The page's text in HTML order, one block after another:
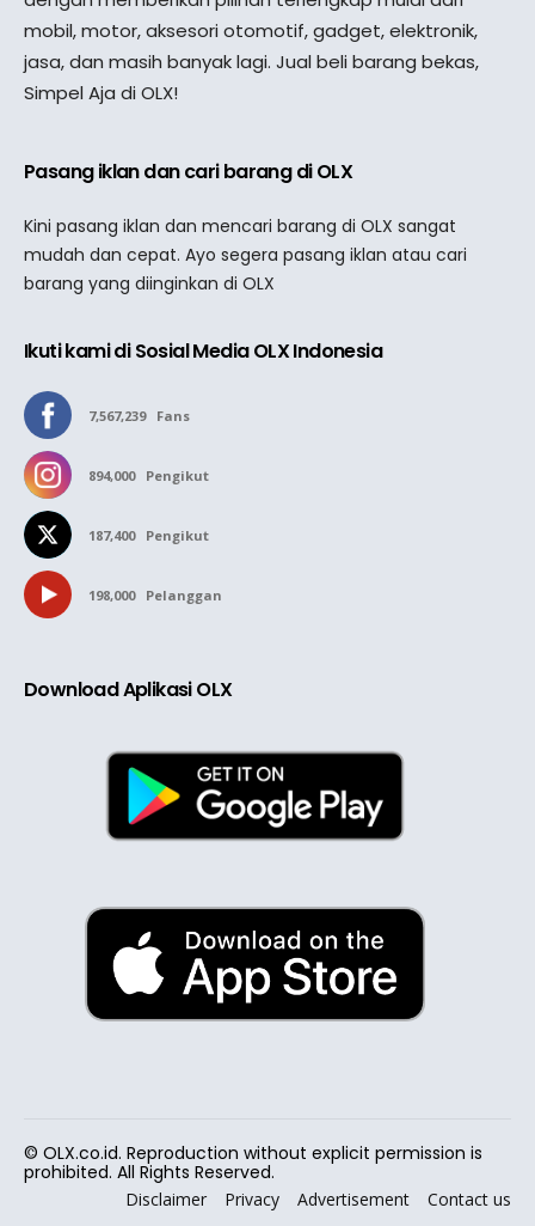
mobil, motor, aksesori otomotif, gadget, elektronik,
jasa, dan masih banyak lagi. Jual beli barang bekas,
Simpel Aja di OLX!
Pasang iklan dan cari barang di OLX
Kini pasang iklan dan mencari barang di OLX sangat
mudah dan cepat. Ayo segera pasang iklan atau cari
barang yang diinginkan di OLX
Ikuti kami di Sosial Media OLX Indonesia
7,567,239 Fans
894,000 Pengikut
187,400 Pengikut
198,000 Pelanggan
Download Aplikasi OLX
© OLX.co.id. Reproduction without explicit permission is
prohibited. All Rights Reserved.
Disclaimer Privacy Advertisement Contact us